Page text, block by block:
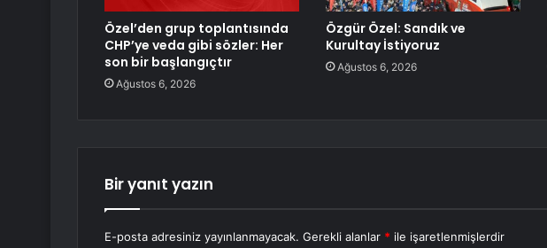
Özel’den grup toplantısında
CHP’ye veda gibi sözler: Her
son bir başlangıçtır
Ağustos 6, 2026
Özgür Özel: Sandık ve
Kurultay İstiyoruz
Ağustos 6, 2026
Bir yanıt yazın
E-posta adresiniz yayınlanmayacak. Gerekli alanlar * ile işaretlenmişlerdir